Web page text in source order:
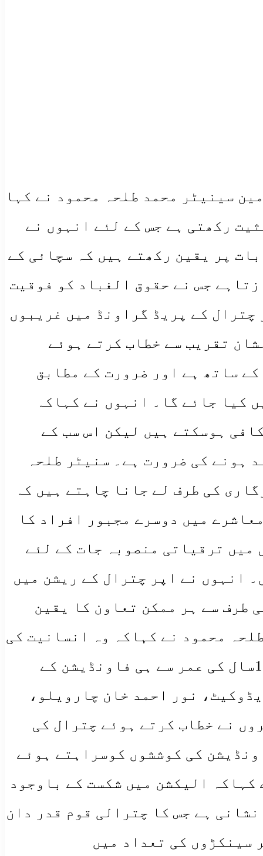
سینیٹر محمد طلحہ محمود نے کہا
رکھتی ہے جس کے لئے انہوں نے
پر یقین رکھتے ہیں کہ سچائی کے
جس نے حقوق الغباد کو فوقیت
کے پریڈ گراونڈ میں غریبوں
تقریب سے خطاب کرتے ہوئے
ساتھ ہے اور ضرورت کے مطابق
کیا جائے گا۔ انہوں نے کہاکہ
ہوسکتے ہیں لیکن اس سب کے
ہونے کی ضرورت ہے۔ سنیٹر طلحہ
کی طرف لے جانا چاہتے ہیں کہ
میں دوسرے مجبور افراد کا
میں ترقیاتی منصوبہ جات کے لئے
انہوں نے اپر چترال کے ریشن میں
طرف سے ہر ممکن تعاون کا یقین
محمود نے کہاکہ وہ انسانیت کی
خدمت کو اپنی زندگی کا مشن بنائے ہوئے ہیں اور یہی وجہ ہے کہ انہوں نے 15سال کی عمر سے ہی فاونڈیشن کے
نور احمد خان چارویلو،
نے خطاب کرتے ہوئے چترال کی
کی کوششوں کوسراہتے ہوئے
الیکشن میں شکست کے باوجود
ہے جس کا چترالی قوم قدر دان
سینکڑوں کی تعداد میں